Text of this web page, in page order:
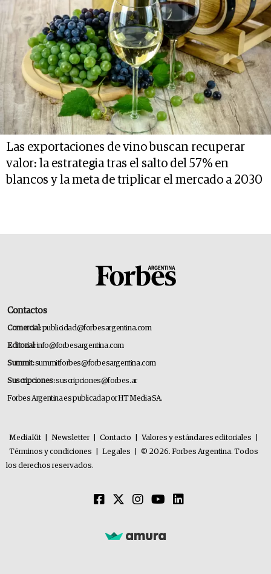
Las exportaciones de vino buscan recuperar
valor: la estrategia tras el salto del 57% en
blancos y la meta de triplicar el mercado a 2030
Contactos
Comercial:publicidad@forbesargentina.com
Editorial:info@forbesargentina.com
Summit:summitforbes@forbesargentina.com
Suscripciones:suscripciones@forbes.ar
Forbes Argentina es publicada por HT Media SA.
MediaKit Newsletter Contacto Valores y estándares editoriales
Términos y condiciones
Legales
© 2026. Forbes Argentina. Todos
los derechos reservados.